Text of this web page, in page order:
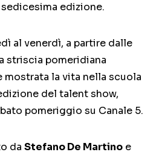
edizione.
al venerdì, a partire dalle
striscia pomeridiana
mostrata la vita nella scuola
del talent show,
pomeriggio su Canale 5.
da Stefano De Martino e